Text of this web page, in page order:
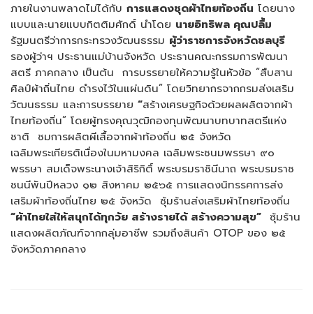
ภายในงานพลาดไม่ได้กับ การแสดงชุดผ้าไทยท้องถิ่น โดยนาง
แบบและนายแบบกิตติมศักดิ์ นำโดย นายอิทธิพล คุณปลื้ม
รัฐมนตรีว่าการกระทรวงวัฒนธรรม ผู้ว่าราชการจังหวัดชลบุรี
รองผู้ว่าฯ ประธานแม่บ้านจังหวัด ประธานคณะกรรมการพัฒนา
สตรี ภาคกลาง เป็นต้น การบรรยายให้ความรู้ในหัวข้อ “สืบสาน
ศิลป์ผ้าถิ่นไทย ดำรงไว้ในแผ่นดิน” โดยวิทยากรจากกรมส่งเสริม
วัฒนธรรม และการบรรยาย “สร้างเศรษฐกิจด้วยผลผลิตจากผ้า
ไทยท้องถิ่น” โดยผู้ทรงคุณวุฒิกองทุนพัฒนาบทบาทสตรีแห่ง
ชาติ ชมการผลิตผีเสื้อจากผ้าท้องถิ่น ๒๕ จังหวัด
เฉลิมพระเกียรติเนื่องในมหามงคล เฉลิมพระชนมพรรษา ๙๐
พรรษา สมเด็จพระนางเจ้าสิริกิติ์ พระบรมราชินีนาถ พระบรมราช
ชนนีพันปีหลวง ๑๒ สิงหาคม ๒๕๖๕ การแสดงนิทรรศการส่ง
เสริมผ้าท้องถิ่นไทย ๒๕ จังหวัด ซุ้มร้านส่งเสริมผ้าไทยท้องถิ่น
“ผ้าไทยใส่ให้สนุกได้ทุกวัย สร้างรายได้ สร้างความสุข” ซุ้มร้าน
แสดงผลิตภัณฑ์จากกลุ่มอาชีพ รวมถึงสินค้า OTOP ของ ๒๕
จังหวัดภาคกลาง